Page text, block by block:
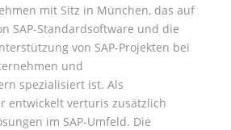
mit Sitz in München, das auf
SAP-Standardsoftware und die
von SAP-Projekten bei
und
spezialisiert ist. Als
entwickelt verturis zusätzlich
im SAP-Umfeld. Die